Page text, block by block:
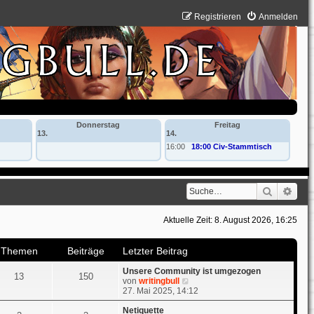
Anmelden
Registrieren
Donnerstag
13.
Freitag
14.
16:00
18:00 Civ-Stammtisch
Suche
Aktuelle Zeit: 8. August 2026, 16:25
Themen Beiträge
Letzter Beitrag
13 150
Unsere Community ist umgezogen
vonwritingbull
e
u
27. Mai 2025, 14:12
Netiquette